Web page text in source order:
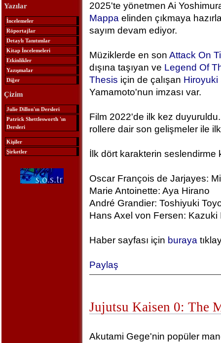
Yazılar
İncelemeler
Röportajlar
Detaylı Tanıtımlar
Kitap İncelemeleri
Etkinlikler
Yazışmalar
Diğer
Çizim
Julie Dillon'ın Dersleri
Patrick Shettlesworth 'ın
Dersleri
Kişiler
Şirketler
2025'te yönetmen Ai
Mappa elinden çıkmaya
sayım devam ediyor.
Müziklerde en son Attack On
dışına taşıyan ve Legend Of
Thesis için de çalışan Hiroyuki
Yamamoto'nun imzası var.
Film 2022'de ilk kez
rollere dair son gelişmeler ile ilk
İlk dört karakterin seslendirme
Oscar François de Jarjayes:
Marie Antoinette: Aya Hirano
André Grandier: Toshiyuki
Hans Axel von Fersen: Kazuki
Haber sayfası için buraya
Paylaş
Jujutsu Kaisen 0: The
Akutami Gege'nin popüler